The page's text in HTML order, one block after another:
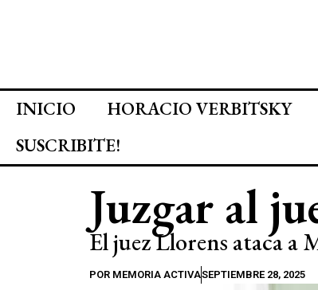
INICIO HORACIO VERBITSKY
SUSCRIBITE!
Juzgar al
El juez Llorens ataca a
POR MEMORIA ACTIVASEPTIEMBRE 28, 2025